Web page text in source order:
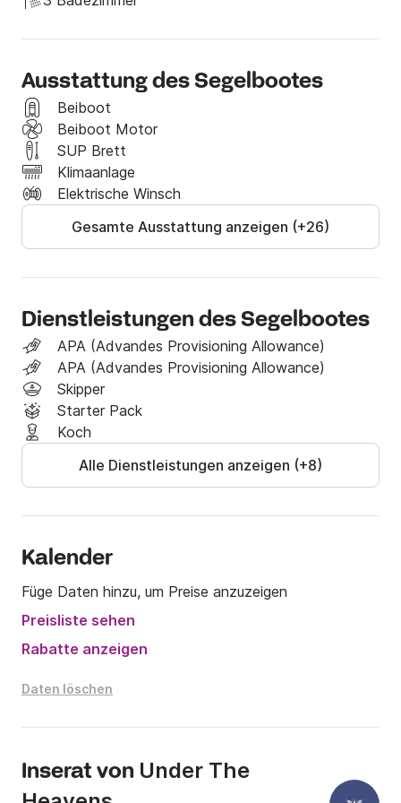
Sie Fragen zu den Routen, der Yacht, den Preisen,
Rabatten und anderen Dingen haben.
die Nachricht Click&Boat kontaktieren.
Ausstattung des Segelbootes
Beiboot
Beiboot Motor
SUP Brett
Klimaanlage
Elektrische Winsch
Gesamte Ausstattung anzeigen (+26)
Dienstleistungen des Segelbootes
APA (Advandes Provisioning Allowance)
APA (Advandes Provisioning Allowance)
Skipper
Starter Pack
Koch
Alle Dienstleistungen anzeigen (+8)
Kalender
Füge Daten hinzu, um Preise anzuzeigen
Preisliste sehen
Rabatte anzeigen
Daten löschen
Inserat von Under The